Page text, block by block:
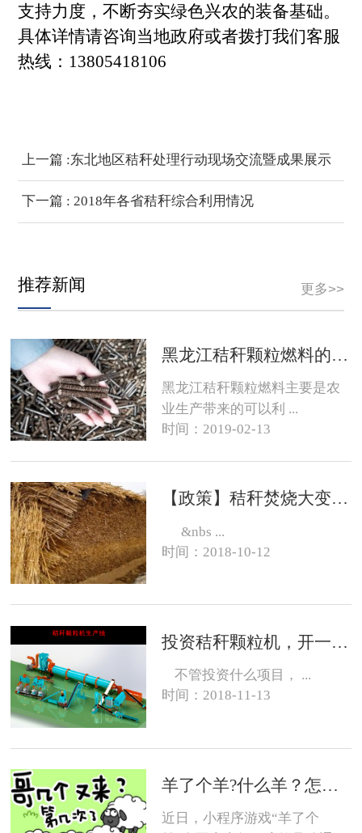
支持力度，不断夯实绿色兴农的装备基础。
具体详情请咨询当地政府或者拨打我们客服
热线：13805418106
上一篇 :东北地区秸秆处理行动现场交流暨成果展示
会顺利召开
下一篇 : 2018年各省秸秆综合利用情况
更多>>
推荐新闻
黑龙江秸秆颗粒燃料的销路在哪？
黑龙江秸秆颗粒燃料主要是农
业生产带来的可以利 ...
时间：2019-02-13
【政策】秸秆焚烧大变化，有的地方可以烧了
&nbs ...
时间：2018-10-12
投资秸秆颗粒机，开一个生物质燃料颗粒厂大约需要投资多少钱？
不管投资什么项目， ...
时间：2018-11-13
羊了个羊?什么羊？怎么养？
近日，小程序游戏“羊了个